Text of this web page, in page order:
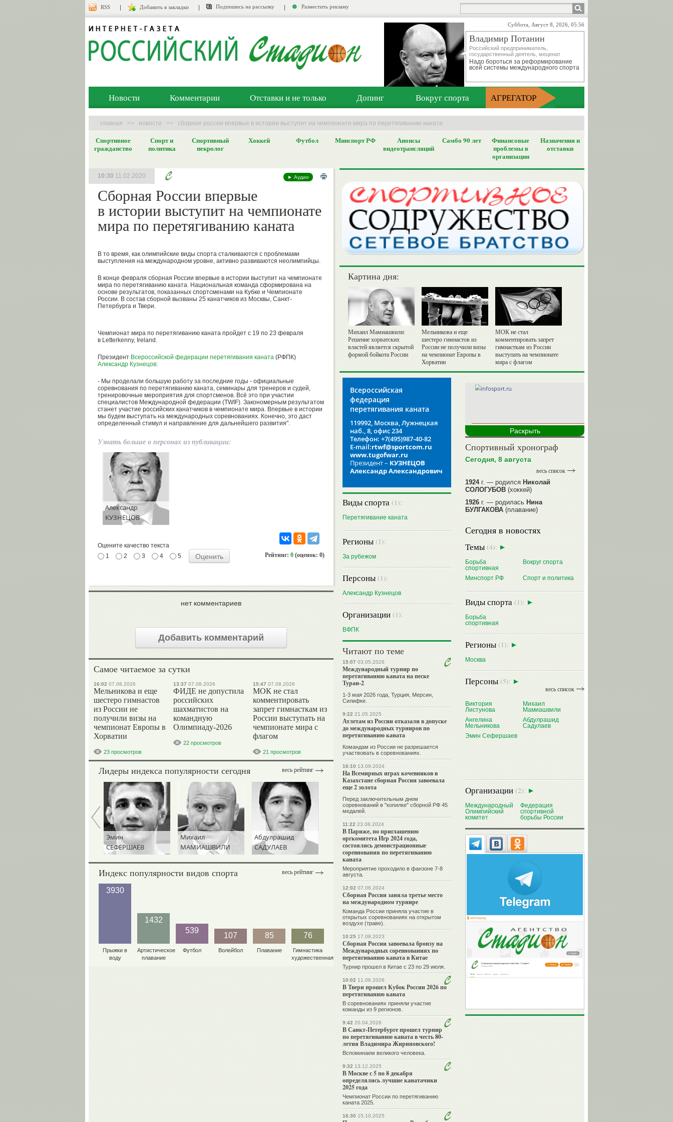
RSS Добавить в закладки Подпишись на рассылку Разместить рекламу
Суббота, Август 8, 2026, 05:56
Владимир Потанин
Российский предприниматель,
государственный деятель, меценат
Надо бороться за реформирование
всей системы международного спорта
Новости Комментарии Отставки и не только Допинг Вокруг спорта АГРЕГАТОР
главная >> новости >> сборная россии впервые в истории выступит на чемпионате мира по перетягиванию каната
Спортивное
гражданство
Спорт и
политика
Спортивный
некролог
Хоккей Футбол Минспорт РФ
Анонсы
видеотрансляций
Самбо 90 лет
Финансовые
проблемы в
организации
Назначения и
отставки
► Аудио
Сборная России впервые
в истории выступит на чемпионате
мира по перетягиванию каната
10:30 11.02.2020
В то время, как олимпийские виды спорта сталкиваются с проблемами
выступления на международном уровне, активно развиваются неолимпийцы.
В конце февраля сборная России впервые в истории выступит на чемпионате
мира по перетягиванию каната. Национальная команда сформирована на
основе результатов, показанных спортсменами на Кубке и Чемпионате
России. В состав сборной вызваны 25 канатчиков из Москвы, Санкт-
Петербурга и Твери.
Чемпионат мира по перетягиванию каната пройдет с 19 по 23 февраля
в Letterkenny, Ireland.
Президент Всероссийской федерации перетягивания каната (РФПК)
Александр Кузнецов:
- Мы проделали большую работу за последние годы - официальные
соревнования по перетягиванию каната, семинары для тренеров и судей,
тренировочные мероприятия для спортсменов. Всё это при участии
специалистов Международной федерации (TWIF). Закономерным результатом
станет участие российских канатчиков в чемпионате мира. Впервые в истории
мы будем выступать на международных соревнованиях. Конечно, это даст
определенный стимул и направление для дальнейшего развития".
Узнать больше о персонах из публикации:
Александр
КУЗНЕЦОВ
Оцените качество текста
Рейтинг: 0 (оценок: 0)
1 2 3 4 5
нет комментариев
Добавить комментарий
Самое читаемое за сутки
16:02 07.08.2026
Мельникова и еще
шестеро гимнастов
из России не
получили визы на
чемпионат Европы в
Хорватии
23 просмотров
13:37 07.08.2026
ФИДЕ не допустила
российских
шахматистов на
командную
Олимпиаду-2026
22 просмотров
15:47 07.08.2026
МОК не стал
комментировать
запрет гимнасткам из
России выступать на
чемпионате мира с
флагом
21 просмотров
весь рейтинг
Лидеры индекса популярности сегодня
Эмин
СЕФЕРШАЕВ
Михаил
МАМИАШВИЛИ
Абдулрашид
САДУЛАЕВ
весь рейтинг
Индекс популярности видов спорта
3930
Прыжки в
воду
1432
Артистическое
плавание
539
Футбол
107
Волейбол
85
Плавание
76
Гимнастика
художественная
Картина дня:
Михаил Мамиашвили:
Решение хорватских
властей является скрытой
формой бойкота России
Мельникова и еще
шестеро гимнастов из
России не получили визы
на чемпионат Европы в
Хорватии
МОК не стал
комментировать запрет
гимнасткам из России
выступать на чемпионате
мира с флагом
Всероссийская
федерация
перетягивания каната
119992, Москва, Лужнецкая
наб., 8, офис 234
Телефон: +7(495)987-40-82
E-mail:rtwf@sportcom.ru
www.tugofwar.ru
Президент – КУЗНЕЦОВ
Александр Александрович
Виды спорта(1):
Перетягивание каната
Регионы(1):
За рубежом
Персоны(1):
Александр Кузнецов
Организации(1):
ВФПК
Читают по теме
15:0703.05.2026
Международный турнир по
перетягиванию каната на песке
Туран-2
1-3 мая 2026 года, Турция, Мерсин,
Силифке.
9:2221.05.2025
Атлетам из России отказали в допуске
до международных турниров по
перетягиванию каната
Командам из России не разрешается
участвовать в соревнованиях.
16:1013.09.2024
На Всемирных играх кочевников в
Казахстане сборная России завоевала
еще 2 золота
Перед заключительным днем
соревнований в "копилке" сборной РФ 45
медалей.
11:2223.08.2024
В Париже, по приглашению
оргкомитета Игр 2024 года,
состоялись демонстрационные
соревнования по перетягиванию
каната
Мероприятие проходило в фанзоне 7-8
августа.
12:0207.06.2024
Сборная России заняла третье место
на международном турнире
Команда России приняла участие в
открытых соревнованиях на открытом
воздухе (траве).
10:2517.08.2023
Сборная России завоевала бронзу на
Международных соревнованиях по
перетягиванию каната в Китае
Турнир прошел в Китае с 23 по 29 июля.
10:0211.06.2026
В Твери прошел Кубок России 2026 по
перетягиванию каната
В соревнованиях приняли участие
команды из 9 регионов.
9:4220.04.2026
В Санкт-Петербурге прошел турнир
по перетягиванию каната в честь 80-
летия Владимира Жириновского!
Вспоминаем великого человека.
9:3213.12.2025
В Москве с 5 по 8 декабря
определялись лучшие канатачики
2025 года
Чемпионат России по перетягиванию
каната 2025.
16:3015.10.2025
Раскрыть
Спортивный хронограф
Сегодня, 8 августа
весь список
1924г. — родилсяНиколай
СОЛОГУБОВ(хоккей)
1926г. — родиласьНина
БУЛГАКОВА(плавание)
1941г. — родиласьРавиля
ПРОКОПЕНКО (САЛИМОВА)
(баскетбол)
1964г. — родилсяНиколай
ЖУРАВСКИЙ(гребля на байдарках
и каноэ)
1964г. — родилсяЮрий ХМЫЛЕВ
(хоккей)
читать далее
Сегодня в новостях
Темы(4):
Борьба
спортивная
Вокруг спорта
Минспорт РФ Спорт и политика
Виды спорта(1):
Борьба
спортивная
Регионы(1):
Москва
Персоны(5):
весь список
Виктория
Листунова
Михаил
Мамиашвили
Ангелина
Мельникова
Абдулрашид
Садулаев
Эмин Сефершаев
Организации(2):
Международный
Олимпийский
комитет
Федерация
спортивной
борьбы России